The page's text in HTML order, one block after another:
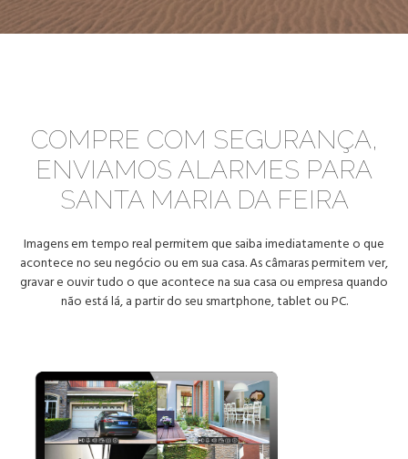
COMPRE COM SEGURANÇA,
ENVIAMOS ALARMES PARA
SANTA MARIA DA FEIRA
Imagens em tempo real permitem que saiba imediatamente o que
acontece no seu negócio ou em sua casa. As câmaras permitem ver,
gravar e ouvir tudo o que acontece na sua casa ou empresa quando
não está lá, a partir do seu smartphone, tablet ou PC.